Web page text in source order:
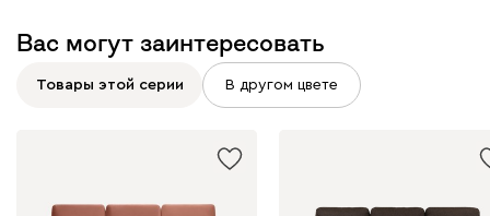
Вас могут заинтересовать
Товары этой серии В другом цвете